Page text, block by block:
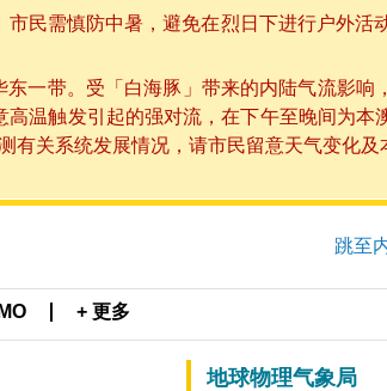
民需慎防中暑，避免在烈日下进行户外活
一带。受「白海豚」带来的内陆气流影响
温触发引起的强对流，在下午至晚间为本
有关系统发展情况，请市民留意天气变化
跳至
+ 更多
地球物理气象局